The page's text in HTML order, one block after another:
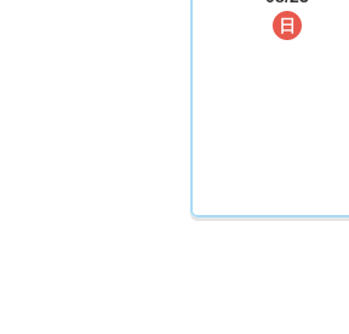
日